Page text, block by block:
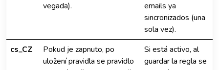
vegada).
emails ya
sincronizados (una
sola vez).
cs_CZ
Pokud je zapnuto, po
uložení pravidla se pravidlo
Si está activo, al
guardar la regla se